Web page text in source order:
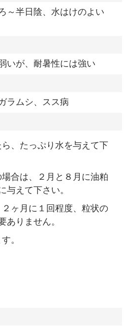
～半日陰、水はけのよい
いが、耐暑性には強い
ラムシ、スス病
、たっぷり水を与えて下
合は、２月と８月に油粕
与えて下さい。
ヶ月に１回程度、粒状の
りません。
。